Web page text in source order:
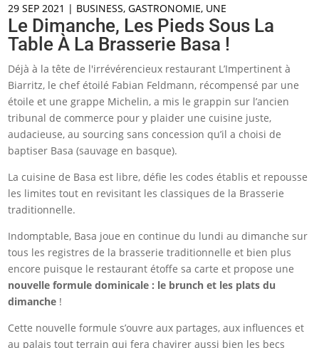
29 SEP 2021 | BUSINESS,GASTRONOMIE, UNE
Le Dimanche, Les Pieds Sous La
Table À La Brasserie Basa !
Déjà à la tête de l'irrévérencieux restaurant L’Impertinent à
Biarritz, le chef étoilé Fabian Feldmann, récompensé par une
étoile et une grappe Michelin, a mis le grappin sur l’ancien
tribunal de commerce pour y plaider une cuisine juste,
audacieuse, au sourcing sans concession qu’il a choisi de
baptiser Basa (sauvage en basque).
La cuisine de Basa est libre, défie les codes établis et repousse
les limites tout en revisitant les classiques de la Brasserie
traditionnelle.
Indomptable, Basa joue en continue du lundi au dimanche sur
tous les registres de la brasserie traditionnelle et bien plus
encore puisque le restaurant étoffe sa carte et propose une
nouvelle formule dominicale : le brunch et les plats du
dimanche !
Cette nouvelle formule s’ouvre aux partages, aux influences et
au palais tout terrain qui fera chavirer aussi bien les becs